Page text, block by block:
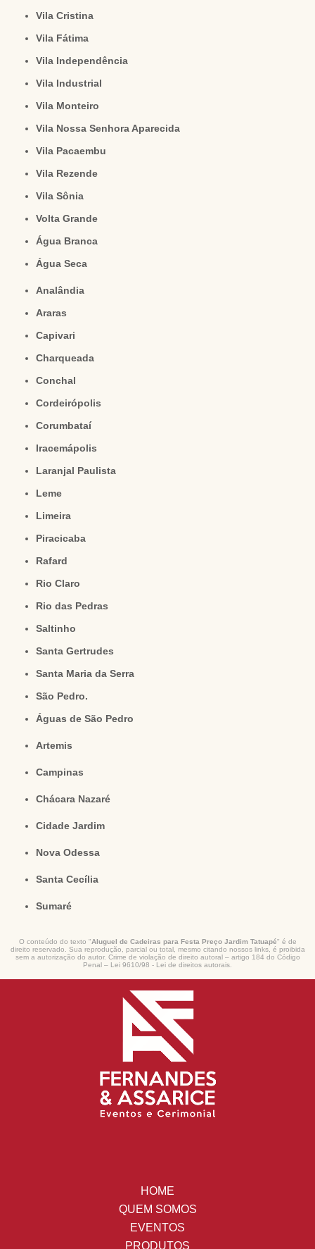
Vila Cristina
Vila Fátima
Vila Independência
Vila Industrial
Vila Monteiro
Vila Nossa Senhora Aparecida
Vila Pacaembu
Vila Rezende
Vila Sônia
Volta Grande
Água Branca
Água Seca
Analândia
Araras
Capivari
Charqueada
Conchal
Cordeirópolis
Corumbataí
Iracemápolis
Laranjal Paulista
Leme
Limeira
Piracicaba
Rafard
Rio Claro
Rio das Pedras
Saltinho
Santa Gertrudes
Santa Maria da Serra
São Pedro.
Águas de São Pedro
Artemis
Campinas
Chácara Nazaré
Cidade Jardim
Nova Odessa
Santa Cecília
Sumaré
O conteúdo do texto "Aluguel de Cadeiras para Festa Preço Jardim Tatuapé" é de
direito reservado. Sua reprodução, parcial ou total, mesmo citando nossos links, é proibida
sem a autorização do autor. Crime de violação de direito autoral – artigo 184 do Código
Penal – Lei 9610/98 - Lei de direitos autorais.
HOME
QUEM SOMOS
EVENTOS
PRODUTOS